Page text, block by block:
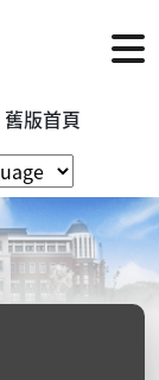
舊版首頁